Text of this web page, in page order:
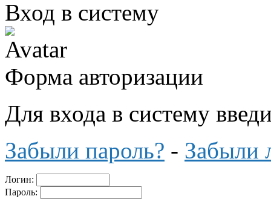
Вход в систему
Форма авторизации
Для входа в систему
Забыли пароль? - Забыли
Логин:
Пароль: